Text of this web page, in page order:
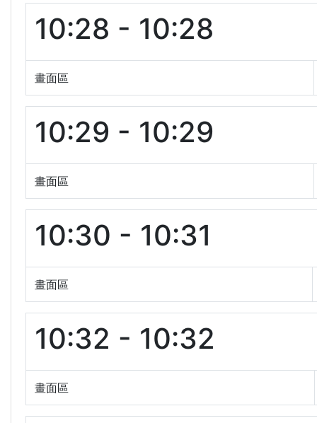
10:28 - 10:28
畫面區
10:29 - 10:29
畫面區
10:30 - 10:31
畫面區
10:32 - 10:32
畫面區